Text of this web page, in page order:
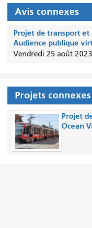
Avis connexes
Projet de transport et
Audience publique
Vendredi 25 août 2023
Projets connexes
Projet
Ocean